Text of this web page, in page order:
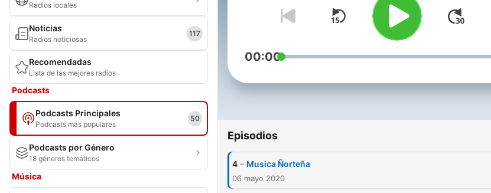
Radios locales
Noticias
Radios noticiosas
117
Recomendadas
Lista de las mejores radios
Podcasts
Podcasts Principales
Podcasts más populares
50
Podcasts por Género
18 géneros temáticos
Música
00:00
Episodios
4 - Musica Ñorteña
06 mayo 2020